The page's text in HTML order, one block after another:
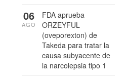
FDA aprueba
ORZEYFUL
(oveporexton) de
Takeda para tratar la
causa subyacente de
la narcolepsia tipo 1
06
AGO